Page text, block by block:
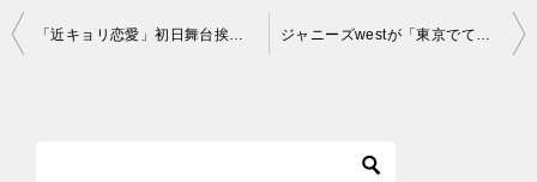
投
「近キョリ恋愛」初日舞台挨拶にジャニーズwest小瀧望登場 ジャニーズwestが「東京でてっぺん獲ったるでー」と意気込み